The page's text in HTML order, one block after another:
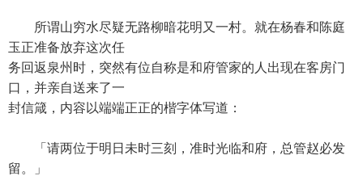
所谓山穷水尽疑无路柳暗花明又一村。就在杨春和陈庭
玉正准备放弃这次任
务回返泉州时，突然有位自称是和府管家的人出现在客房门
口，并亲自送来了一
封信箴，内容以端端正正的楷字体写道：
「请两位于明日未时三刻，准时光临和府，总管赵必发
留。」